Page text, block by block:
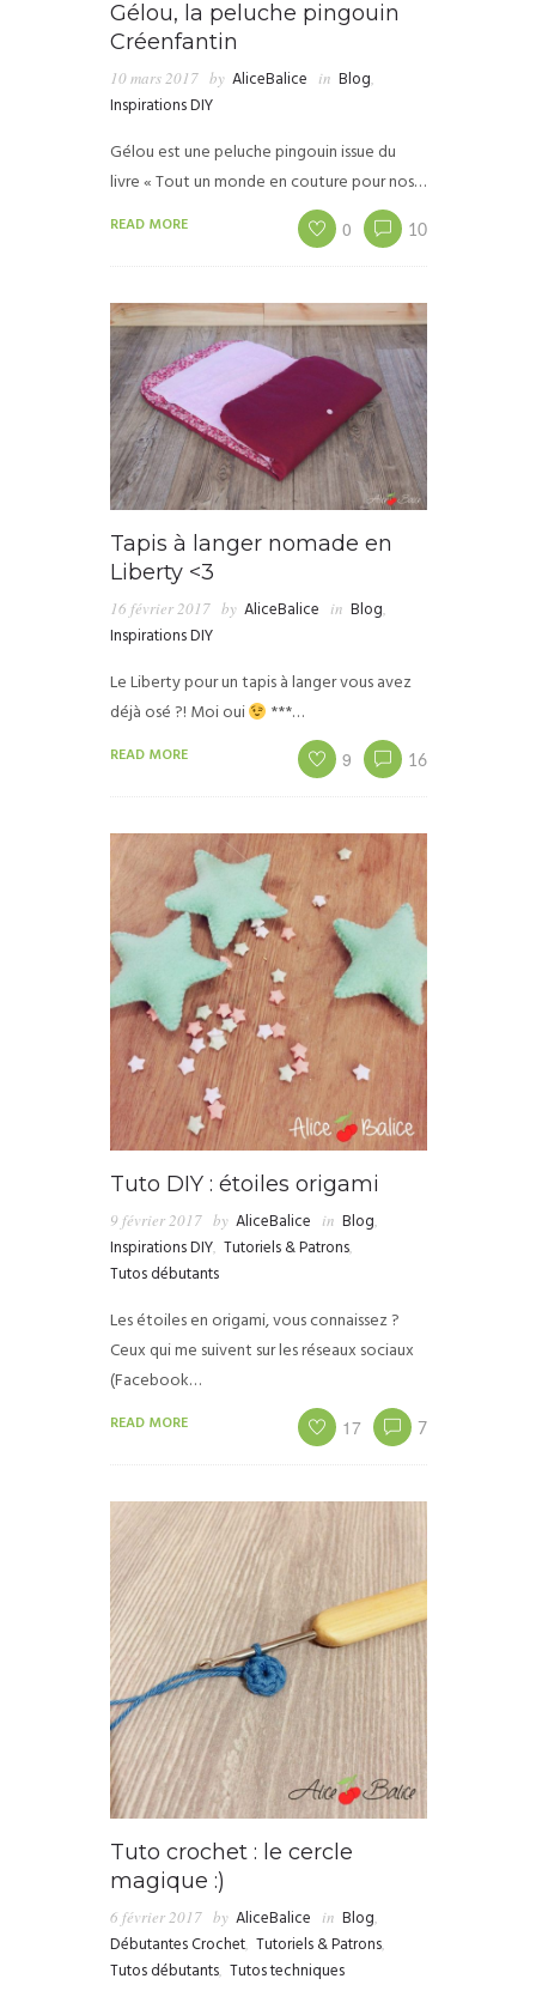
Gélou, la peluche pingouin
Créenfantin
10 mars 2017 by AliceBalice in Blog,
Inspirations DIY
Gélou est une peluche pingouin issue du
livre « Tout un monde en couture pour nos…
READ MORE 0 10
Tapis à langer nomade en
Liberty <3
16 février 2017 by AliceBalice in Blog,
Inspirations DIY
Le Liberty pour un tapis à langer vous avez
déjà osé ?! Moi oui
***…
READ MORE 9 16
Tuto DIY : étoiles origami
9 février 2017 by AliceBalice in Blog,
Inspirations DIY, Tutoriels & Patrons,
Tutos débutants
Les étoiles en origami, vous connaissez ?
Ceux qui me suivent sur les réseaux sociaux
(Facebook…
READ MORE 17 7
Tuto crochet : le cercle
magique :)
6 février 2017 by AliceBalice in Blog,
Débutantes Crochet, Tutoriels & Patrons,
Tutos débutants, Tutos techniques